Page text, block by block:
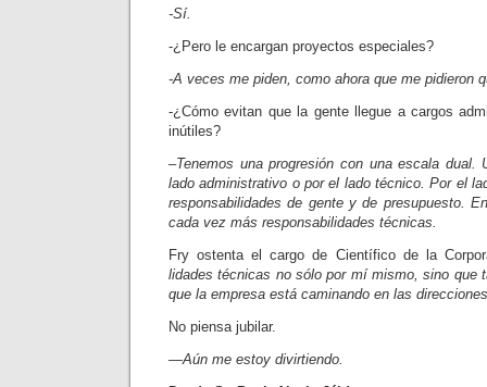
-Sí.
-¿Pero le encargan proyectos especiales?
-A veces me piden, como ahora que me pidieron
-¿Cómo evitan que la gente llegue a cargos
inútiles?
–Tenemos una progresión con una escala dual.
lado administrativo o por el lado técnico. Por el
responsabilidades de gente y de presupuesto.
cada vez más responsabi­lidades técnicas.
Fry ostenta el cargo de Científico de la
lidades técnicas no sólo por mí mismo, sino que
que la empresa está caminando en las
No piensa jubilar.
—Aún me estoy divirtiendo.